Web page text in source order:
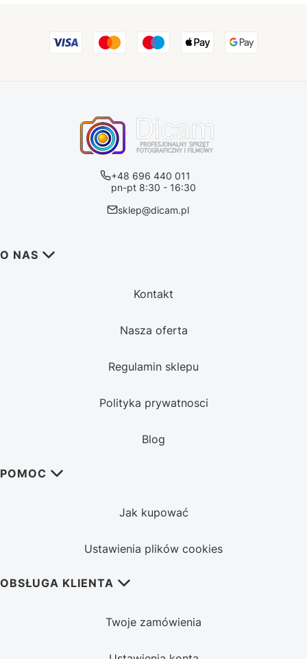
+48 696 440 011
pn-pt 8:30 - 16:30
sklep@dicam.pl
Linki w stopce
O NAS
Kontakt
Nasza oferta
Regulamin sklepu
Polityka prywatnosci
Blog
POMOC
Jak kupować
Ustawienia plików cookies
OBSŁUGA KLIENTA
Twoje zamówienia